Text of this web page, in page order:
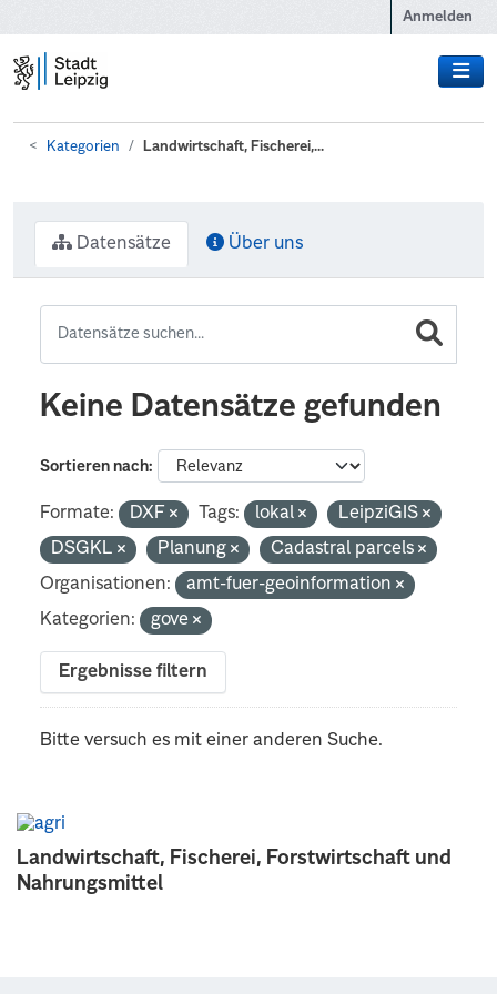
Anmelden
Kategorien Landwirtschaft, Fischerei,...
Landwirtschaft, Fischerei, Forstwirtschaft und
Nahrungsmittel
Datensätze Über uns
Keine Datensätze gefunden
Sortieren nach
Formate: DXF Tags: lokal
LeipziGIS
DSGKL
Planung
Cadastral parcels
Organisationen:
amt-fuer-geoinformation
Kategorien:
gove
Ergebnisse filtern
Bitte versuch es mit einer anderen Suche.